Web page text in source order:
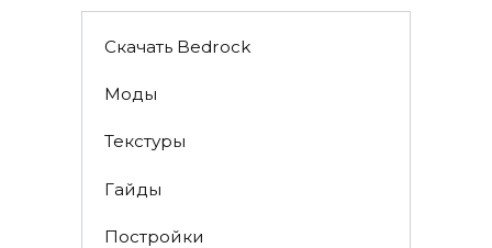
Скачать Bedrock
Моды
Текстуры
Гайды
Постройки